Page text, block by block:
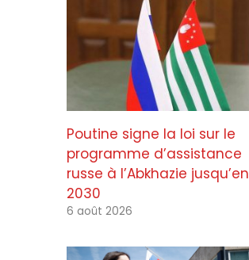
Poutine signe la loi sur le
programme d’assistance
russe à l’Abkhazie jusqu’en
2030
6 août 2026